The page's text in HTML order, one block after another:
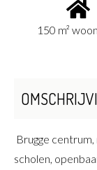
150 m²
Brugge
scholen,